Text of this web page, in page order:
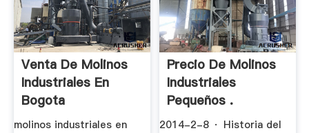
Venta De Molinos
Industriales En
Bogota
molinos industriales en
Precio De Molinos
Industriales
Pequeños .
2014-2-8 · Historia del